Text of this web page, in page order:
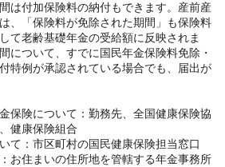
は付加保険料の納付もできます。産前産
、「保険料が免除された期間」も保険料
て老齢基礎年金の受給額に反映されま
について、すでに国民年金保険料免除・
特例が承認されている場合でも、届出が
保険について：勤務先、全国健康保険協
健康保険組合
て：市区町村の国民健康保険担当窓口
お住まいの住所地を管轄する年金事務所